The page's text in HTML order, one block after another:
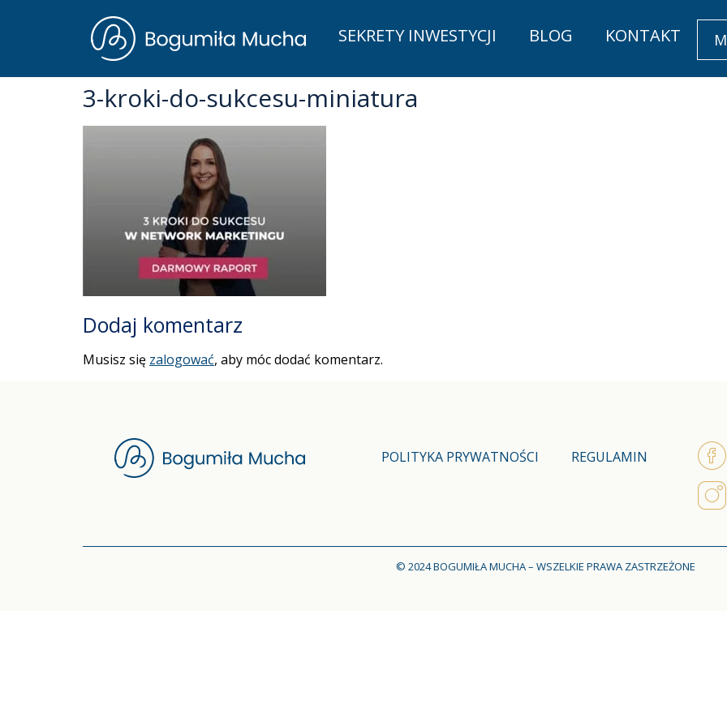
SEKRETY INWESTYCJI BLOG KONTAKT
3-kroki-do-sukcesu-miniatura
Dodaj komentarz
Musisz się zalogować, aby móc dodać komentarz.
POLITYKA PRYWATNOŚCI REGULAMIN
© 2024 BOGUMIŁA MUCHA – WSZELKIE PRAWA ZASTRZEŻONE